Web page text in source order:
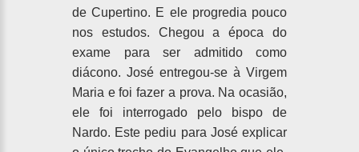
de Cupertino. E ele progredia pouco
nos estudos. Chegou a época do
exame para ser admitido como
diácono. José entregou-se à Virgem
Maria e foi fazer a prova. Na ocasião,
ele foi interrogado pelo bispo de
Nardo. Este pediu para José explicar